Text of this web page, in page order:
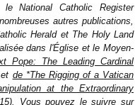
National Catholic Register
autres publications,
Heraldet The Holy Land
dans l'Église et le Moyen-
Pope: The Leading Cardinal
de *The Rigging of a Vatican
at the Extraordinary
Vous pouvez le suivre sur